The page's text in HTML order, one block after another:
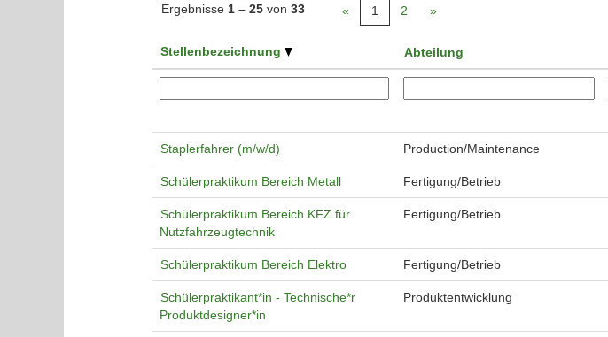
Ergebnisse 1 – 25 von 33 « 1 2 »
Stellenbezeichnung Abteilung
Staplerfahrer (m/w/d) Production/Maintenance
Schülerpraktikum Bereich Metall Fertigung/Betrieb
Schülerpraktikum Bereich KFZ für
Nutzfahrzeugtechnik
Fertigung/Betrieb
Schülerpraktikum Bereich Elektro Fertigung/Betrieb
Schülerpraktikant*in - Technische*r
Produktdesigner*in
Produktentwicklung